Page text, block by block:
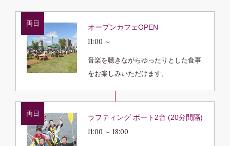
両日 オープンカフェOPEN
11:00 ～
音楽を聴きながらゆったりとした食事
をお楽しみいただけます。
両日 ラフティング ボート2台 (20分間隔)
11:00 ～ 18:00